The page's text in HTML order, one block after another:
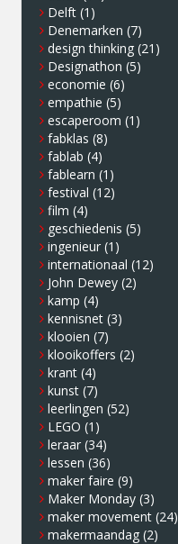
Delft (1)
Denemarken (7)
design thinking (21)
Designathon (5)
economie (6)
empathie (5)
escaperoom (1)
fabklas (8)
fablab (4)
fablearn (1)
festival (12)
film (4)
geschiedenis (5)
ingenieur (1)
internationaal (12)
John Dewey (2)
kamp (4)
kennisnet (3)
klooien (7)
klooikoffers (2)
krant (4)
kunst (7)
leerlingen (52)
LEGO (1)
leraar (34)
lessen (36)
maker faire (9)
Maker Monday (3)
maker movement (24)
makermaandag (2)